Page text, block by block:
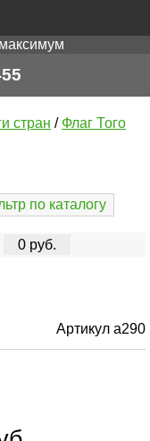
стран / Флаг Того
по каталогу
0 руб.
Артикул a290